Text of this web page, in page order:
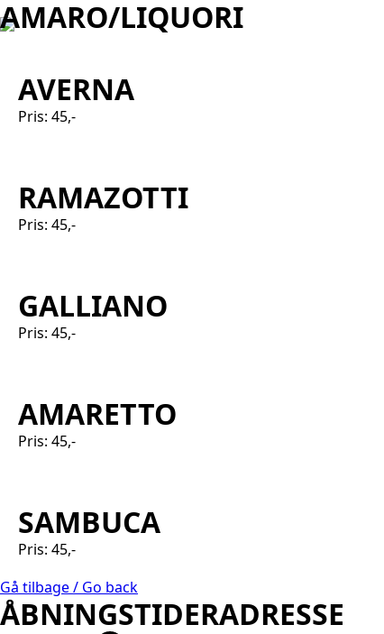
AMARO/LIQUORI
AVERNA
Pris: 45,-
RAMAZOTTI
Pris: 45,-
GALLIANO
Pris: 45,-
AMARETTO
Pris: 45,-
SAMBUCA
Pris: 45,-
Gå tilbage / Go back
ÅBNINGSTIDERADRESSE